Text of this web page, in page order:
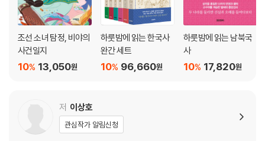
뱀 221
-개·돼지라는 말 224/어리석은 개, 현명한 개 226/간을 빼먹는 간사한 여
7. 산신과 여신
8. 부림을 받는 신이한 존재
-환웅의 무리 3천 249/신병과 음병 250/불교와 얽힌 신이한 존재 252
조선 소녀 탐정, 비야의
사건일지
13,050원
10%
하룻밤에 읽는 한국사
완간 세트
96,660원
10%
하룻밤에 읽는 남북국
사
17,820원
10%
저 이상호
관심작가 알림신청